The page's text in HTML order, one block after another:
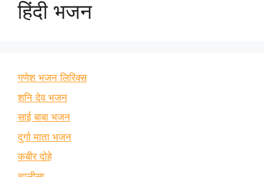
हिंदी भजन
गणेश भजन लिरिक्स
शनि देव भजन
साई बाबा भजन
दुर्गा माता भजन
कबीर दोहे